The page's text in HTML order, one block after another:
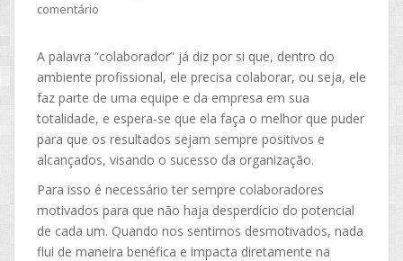
comentário
A palavra “colaborador” já diz por si que, dentro do
ambiente profissional, ele precisa colaborar, ou seja, ele
faz parte de uma equipe e da empresa em sua
totalidade, e espera-se que ela faça o melhor que puder
para que os resultados sejam sempre positivos e
alcançados, visando o sucesso da organização.
Para isso é necessário ter sempre colaboradores
motivados para que não haja desperdício do potencial
de cada um. Quando nos sentimos desmotivados, nada
flui de maneira benéfica e impacta diretamente na